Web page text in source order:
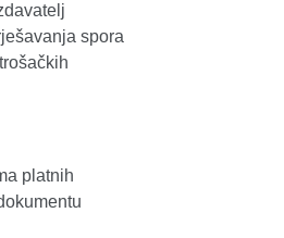
spora
platnih